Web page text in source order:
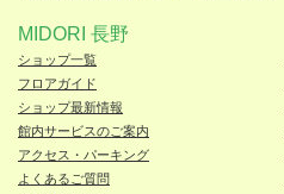
MIDORI 長野
ショップ一覧
フロアガイド
ショップ最新情報
館内サービスのご案内
アクセス・パーキング
よくあるご質問